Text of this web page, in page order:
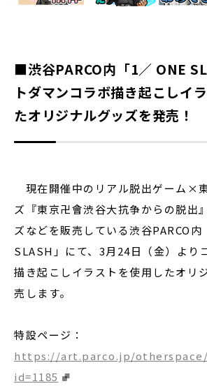
■渋谷PARCO内「1／ ONE
トダマンコラボ描き起こしイ
たオリジナルグッズを発売！
現在開催中のリアル脱出ゲーム×
ズ『東京卍會渋谷大抗争からの脱出
ズなどを販売している渋谷PARCO内
SLASH」にて、3月24日（金）より
描き起こしイラストを使用したオリ
売します。
特設ページ：
https://art.parco.jp/
id=1185